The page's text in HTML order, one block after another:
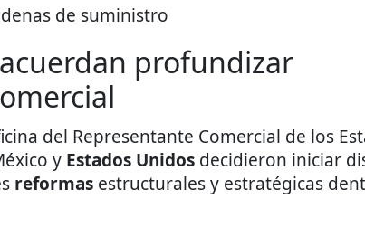
de suministro
profundizar
del Representante Comercial de los
y Estados Unidos decidieron iniciar
reformas estructurales y estratégicas